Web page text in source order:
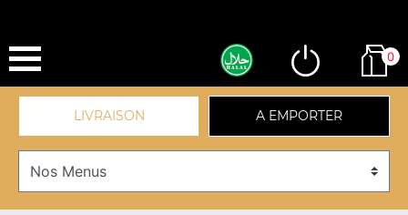
0
LIVRAISON A EMPORTER